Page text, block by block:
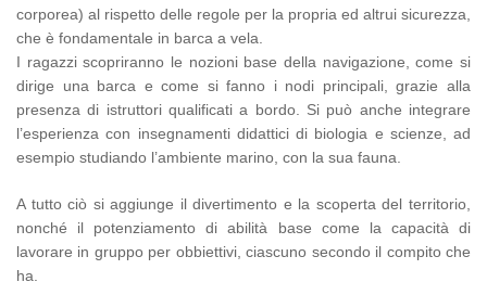
corporea) al rispetto delle regole per la propria ed altrui sicurezza,
che è fondamentale in barca a vela.
I ragazzi scopriranno le nozioni base della navigazione, come si
dirige una barca e come si fanno i nodi principali, grazie alla
presenza di istruttori qualificati a bordo. Si può anche integrare
l’esperienza con insegnamenti didattici di biologia e scienze, ad
esempio studiando l’ambiente marino, con la sua fauna.
A tutto ciò si aggiunge il divertimento e la scoperta del territorio,
nonché il potenziamento di abilità base come la capacità di
lavorare in gruppo per obbiettivi, ciascuno secondo il compito che
ha.